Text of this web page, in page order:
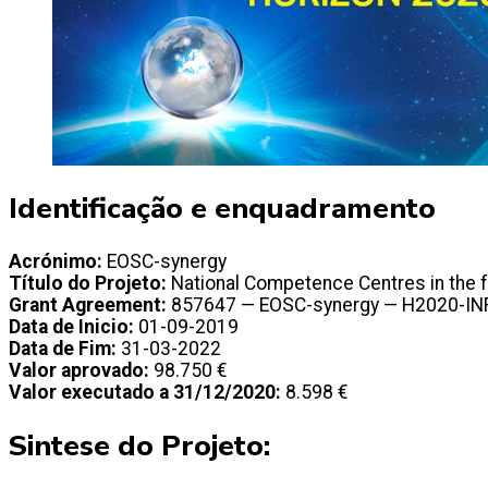
Identificação e enquadramento
Acrónimo: EOSC-synergy
Título do Projeto: National Competence Centres in the
Grant Agreement: 857647 — EOSC-synergy — H2020-
Data de Inicio: 01-09-2019
Data de Fim: 31-03-2022
Valor aprovado: 98.750 €
Valor executado a 31/12/2020: 8.598 €
Sintese do Projeto: